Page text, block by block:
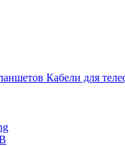
Кабели для